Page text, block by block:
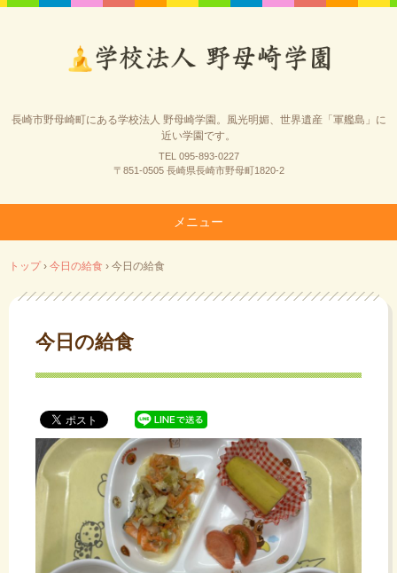
長崎市野母崎町にある学校法人 野母崎学園。風光明媚、世界遺産「軍艦島」に
近い学園です。
TEL 095-893-0227
〒851-0505 長崎県長崎市野母町1820-2
メニュー
ン
テ
トップ › 今日の給食 › 今日の給食
今日の給食